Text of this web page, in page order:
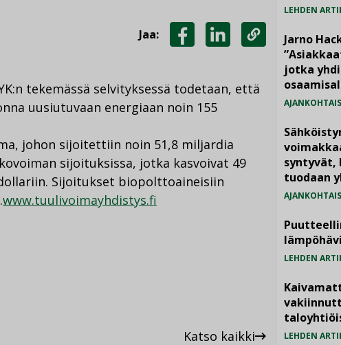
Jaa:
LINKEDINISSÄ
KOPIOI
LINKKI
tekemässä selvityksessä todetaan, että
uusiutuvaan energiaan noin 155
johon sijoitettiin noin 51,8 miljardia
sijoituksissa, jotka kasvoivat 49
Sijoitukset biopolttoaineisiin
www.tuulivoimayhdistys.fi
Katso kaikki
LEHDEN
Jarno
jotka
syntyvät,
tuodaan
LEHDEN
LEHDEN